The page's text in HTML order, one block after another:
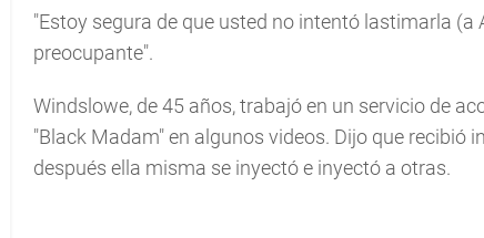
"Estoy segura de que usted no intentó lastimarla (a
preocupante".
Windslowe, de 45 años, trabajó en un servicio de
"Black Madam" en algunos videos. Dijo que recibió
después ella misma se inyectó e inyectó a otras.